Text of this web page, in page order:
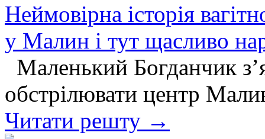
Неймовірна історія
у Малин і тут щасливо
Маленький Богданчик
обстрілювати центр
Читати решту →